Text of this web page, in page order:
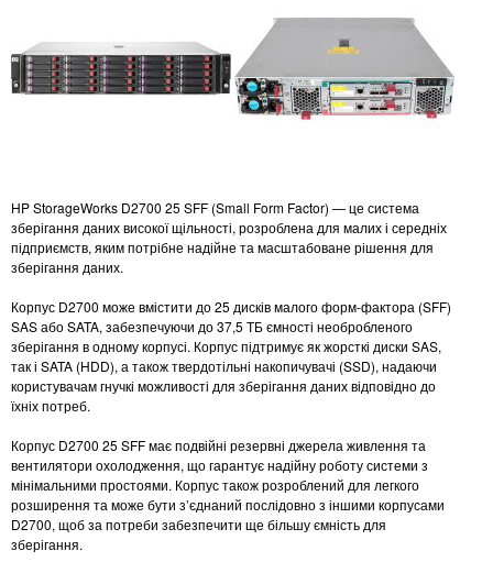
HP StorageWorks D2700 25 SFF (Small Form Factor) — це система
зберігання даних високої щільності, розроблена для малих і середніх
підприємств, яким потрібне надійне та масштабоване рішення для
зберігання даних.
Корпус D2700 може вмістити до 25 дисків малого форм-фактора (SFF)
SAS або SATA, забезпечуючи до 37,5 ТБ ємності необробленого
зберігання в одному корпусі. Корпус підтримує як жорсткі диски SAS,
так і SATA (HDD), а також твердотільні накопичувачі (SSD), надаючи
користувачам гнучкі можливості для зберігання даних відповідно до
їхніх потреб.
Корпус D2700 25 SFF має подвійні резервні джерела живлення та
вентилятори охолодження, що гарантує надійну роботу системи з
мінімальними простоями. Корпус також розроблений для легкого
розширення та може бути з’єднаний послідовно з іншими корпусами
D2700, щоб за потреби забезпечити ще більшу ємність для
зберігання.